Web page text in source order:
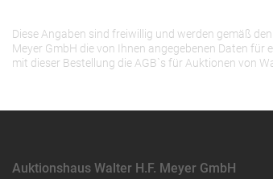
Diese Angaben sind freiwillig und werden gemäß
Meyer GmbH die von Ihnen angegebenen Daten
mit dieser Bestellung die AGB`s für Auktionen von
Auktionshaus Walter H.F. Meyer GmbH